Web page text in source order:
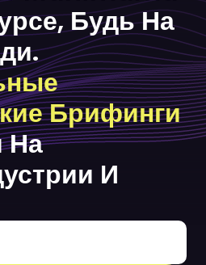
Будь На
Брифинги
На
И